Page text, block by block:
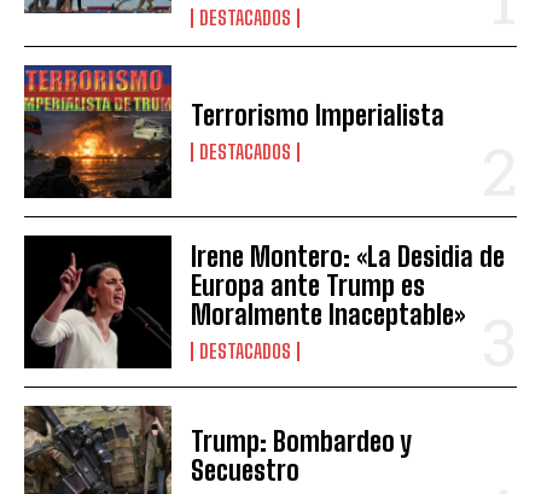
DESTACADOS
Terrorismo Imperialista
DESTACADOS
Irene Montero: «La Desidia de
Europa ante Trump es
Moralmente Inaceptable»
DESTACADOS
Trump: Bombardeo y
Secuestro